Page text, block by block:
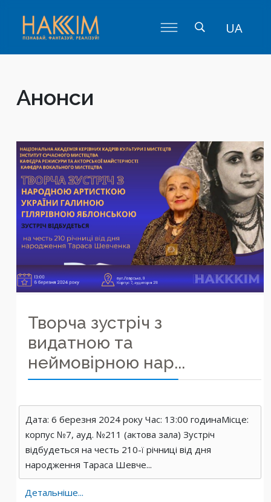
UA
Анонси
Творча зустріч з
видатною та
неймовірною нар...
Дата: 6 березня 2024 року Час: 13:00 годинаМісце:
корпус №7, ауд. №211 (актова зала) Зустріч
відбудеться на честь 210-ї річниці від дня
народження Тараса Шевче...
Детальніше...